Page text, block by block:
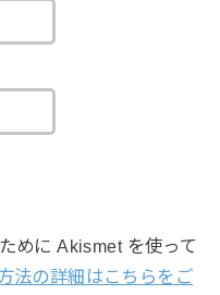
めに Akismet を使って
法の詳細はこちらをご